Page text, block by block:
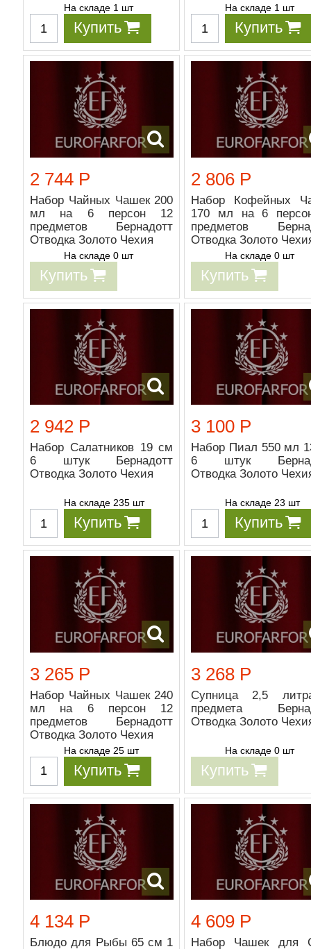
На складе 1 шт
Купить
На складе 1 шт
Купить
2 744 Р
Набор Чайных Чашек 200
мл на 6 персон 12
предметов Бернадотт
Отводка Золото Чехия
На складе 0 шт
Купить
2 806 Р
Набор Кофейных
170 мл на 6
предметов
Отводка Золото
На складе 0 шт
Купить
2 942 Р
Набор Салатников 19 см
6 штук Бернадотт
Отводка Золото Чехия
На складе 235 шт
Купить
3 100 Р
Набор Пиал 550 мл
6 штук
Отводка Золото
На складе 23 шт
Купить
3 265 Р
Набор Чайных Чашек 240
мл на 6 персон 12
предметов Бернадотт
Отводка Золото Чехия
На складе 25 шт
Купить
3 268 Р
Супница 2,5
предмета
Отводка Золото
На складе 0 шт
Купить
4 134 Р
Блюдо для Рыбы 65 см 1
4 609 Р
Набор Чашек для